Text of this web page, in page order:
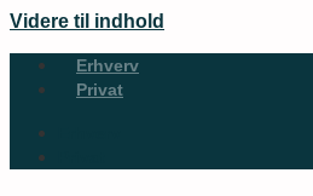
Videre til indhold
Erhverv
Privat